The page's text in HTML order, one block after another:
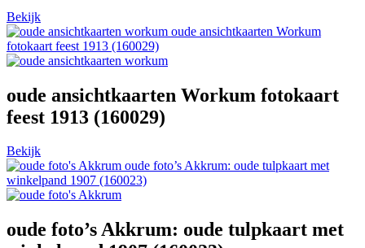
Bekijk
oude ansichtkaarten Workum
fotokaart feest 1913 (160029)
oude ansichtkaarten Workum fotokaart
feest 1913 (160029)
Bekijk
oude foto’s Akkrum: oude tulpkaart met
winkelpand 1907 (160023)
oude foto’s Akkrum: oude tulpkaart met